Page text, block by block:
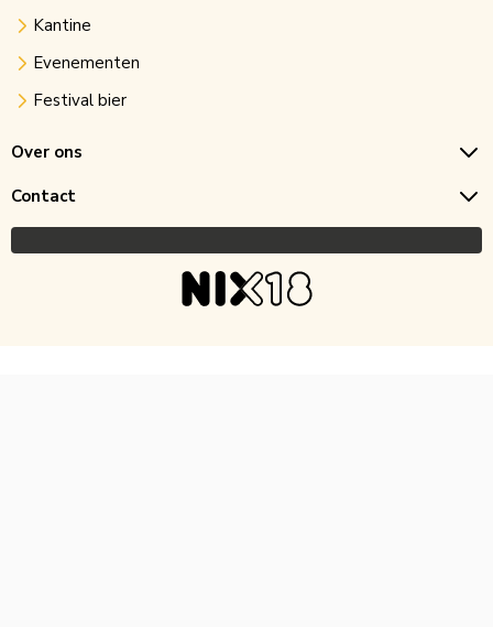
Kantine
Evenementen
Festival bier
Over ons
Contact